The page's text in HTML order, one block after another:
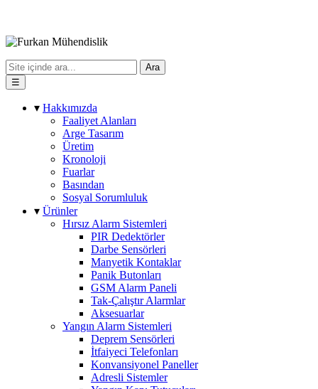
Ara
☰
▾ Hakkımızda
Faaliyet Alanları
Arge Tasarım
Üretim
Kronoloji
Fuarlar
Basından
Sosyal Sorumluluk
▾ Ürünler
Hırsız Alarm Sistemleri
PIR Dedektörler
Darbe Sensörleri
Manyetik Kontaklar
Panik Butonları
GSM Alarm Paneli
Tak-Çalıştır Alarmlar
Aksesuarlar
Yangın Alarm Sistemleri
Deprem Sensörleri
İtfaiyeci Telefonları
Konvansiyonel Paneller
Adresli Sistemler